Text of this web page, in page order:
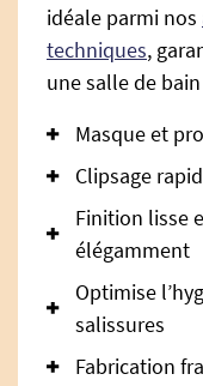
idéale parmi nos
techniques,
une salle de
Masque et
Clipsage
Finition lisse
élégamment
Optimise
salissures
Fabrication